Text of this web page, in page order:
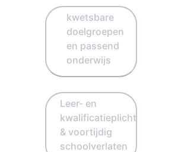
kwetsbare
doelgroepen
en passend
onderwijs
Leer- en
kwalificatieplicht
& voortijdig
schoolverlaten